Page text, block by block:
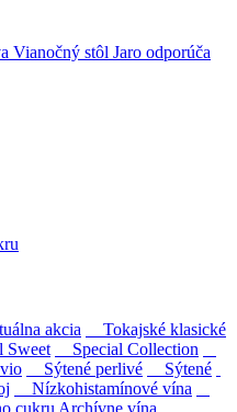
Vianočný stôl Jaro odporúča
akcia
Tokajské klasické
Special Collection
Sýtené perlivé
Sýtené
Nízkohistamínové vína